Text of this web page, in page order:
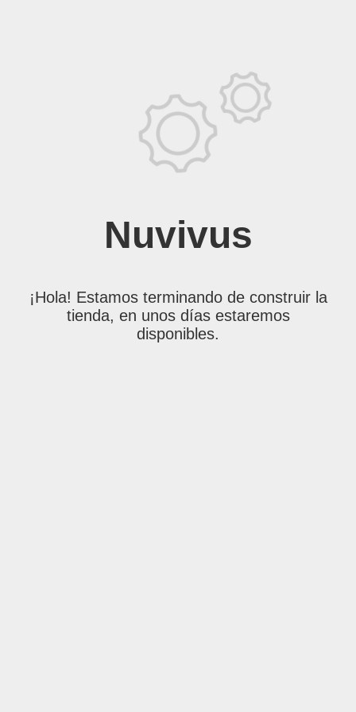
Nuvivus
¡Hola! Estamos terminando de construir la
tienda, en unos días estaremos
disponibles.